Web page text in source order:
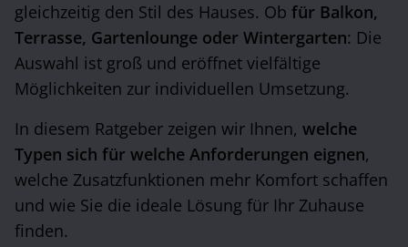
gleichzeitig den Stil des Hauses. Ob für Balkon,
Terrasse, Gartenlounge oder Wintergarten: Die
Auswahl ist groß und eröffnet vielfältige
Möglichkeiten zur individuellen Umsetzung.
In diesem Ratgeber zeigen wir Ihnen, welche
Typen sich für welche Anforderungen eignen,
welche Zusatzfunktionen mehr Komfort schaffen
und wie Sie die ideale Lösung für Ihr Zuhause
finden.